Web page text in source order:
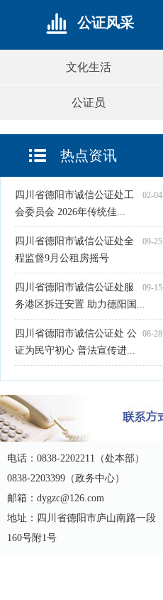
公证风采
文化生活
公证员
热点资讯
02-04
四川省德阳市诚信公证处工
会委员会 2026年传统佳...
09-25
四川省德阳市诚信公证处全
程监督9月公租房摇号
09-15
四川省德阳市诚信公证处服
务港区拆迁安置 助力德阳国...
08-28
四川省德阳市诚信公证处 公
证为民守初心 普法宣传进...
电话：0838-2202211（处本部）
0838-2203399（政务中心）
邮箱：dygzc@126.com
地址：四川省德阳市庐山南路一段
160号附1号